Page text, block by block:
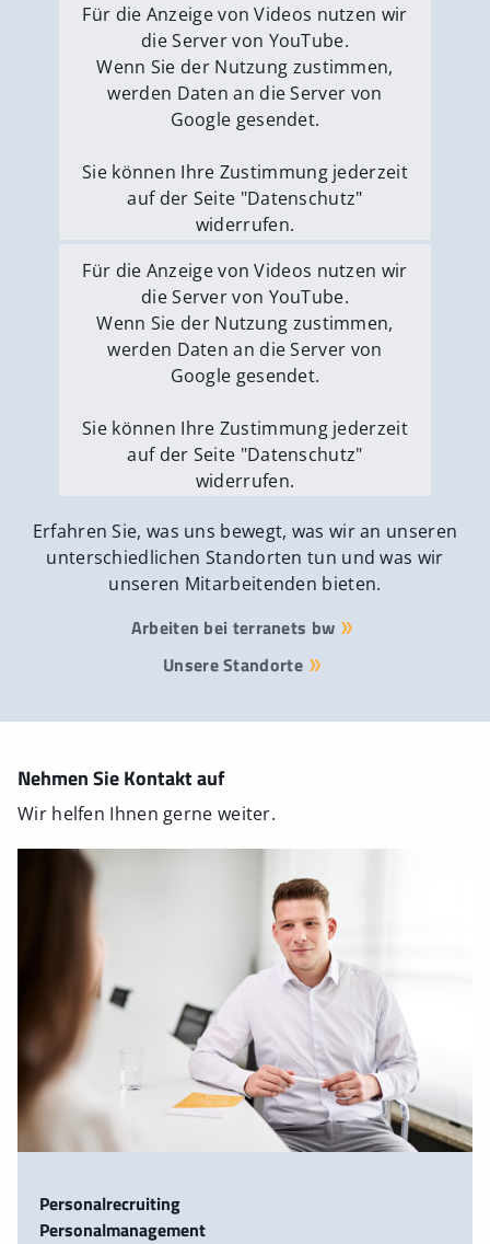
Externe Medien erlauben
Für die Anzeige von Videos nutzen wir
die Server von YouTube.
Wenn Sie der Nutzung zustimmen,
werden Daten an die Server von
Google gesendet.
Sie können Ihre Zustimmung jederzeit
auf der Seite "Datenschutz"
widerrufen.
Externe Medien erlauben
Für die Anzeige von Videos nutzen wir
die Server von YouTube.
Wenn Sie der Nutzung zustimmen,
werden Daten an die Server von
Google gesendet.
Sie können Ihre Zustimmung jederzeit
auf der Seite "Datenschutz"
widerrufen.
Externe Medien erlauben
Erfahren Sie, was uns bewegt, was wir an unseren
unterschiedlichen Standorten tun und was wir
unseren Mitarbeitenden bieten.
Arbeiten bei terranets bw
Unsere Standorte
Nehmen Sie Kontakt auf
Wir helfen Ihnen gerne weiter.
Personalrecruiting
Personalmanagement